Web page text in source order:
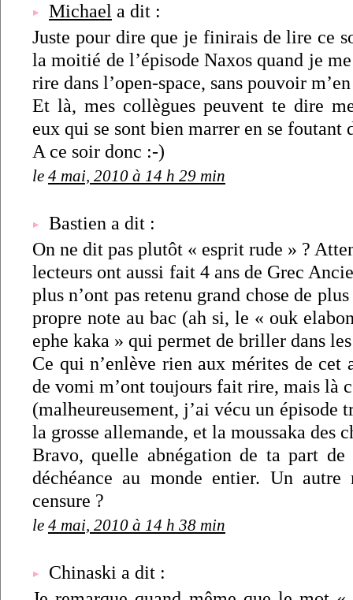
Michael a dit :
Juste pour dire que je finirais de lire ce
la moitié de l’épisode Naxos quand je
rire dans l’open-space, sans pouvoir
Et là, mes collègues peuvent te dire
eux qui se sont bien marrer en se foutant
A ce soir donc :-)
le 4 mai, 2010 à 14 h 29 min
Bastien a dit :
On ne dit pas plutôt « esprit rude » ?
lecteurs ont aussi fait 4 ans de Grec
plus n’ont pas retenu grand chose de
propre note au bac (ah si, le « ouk
ephe kaka » qui permet de briller dans
Ce qui n’enlève rien aux mérites de cet
de vomi m’ont toujours fait rire, mais là
(malheureusement, j’ai vécu un épisode
la grosse allemande, et la moussaka des
Bravo, quelle abnégation de ta part de
déchéance au monde entier. Un autre
censure ?
le 4 mai, 2010 à 14 h 38 min
Chinaski a dit :